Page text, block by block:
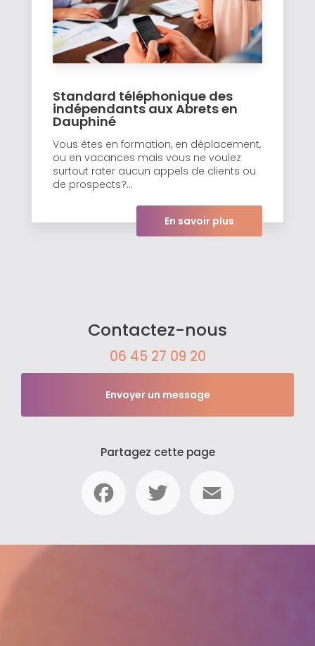
Standard téléphonique des
indépendants aux Abrets en
Dauphiné
Vous êtes en formation, en déplacement,
ou en vacances mais vous ne voulez
surtout rater aucun appels de clients ou
de prospects?...
En savoir plus
Contactez-nous
06 45 27 09 20
Envoyer un message
Partagez cette page